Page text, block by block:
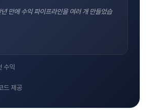
만에 수익 파이프라인을 여러 개 만들었습
수익
드 제공